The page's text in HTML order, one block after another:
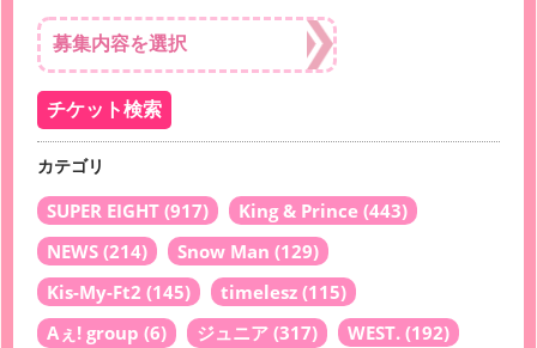
カテゴリ
SUPER EIGHT (917) King & Prince (443)
NEWS (214) Snow Man (129)
Kis-My-Ft2 (145) timelesz (115)
Aぇ! group (6) ジュニア (317) WEST. (192)